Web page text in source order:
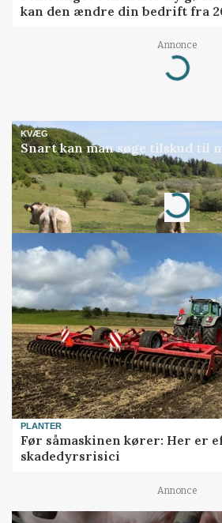
kan den ændre din bedrift fra
Annonce
Loading...
KVÆG
Snart kan man søge tilskud til
Annonce
Loading...
PLANTER
Før såmaskinen kører: Her er
skadedyrsrisici
Annonce